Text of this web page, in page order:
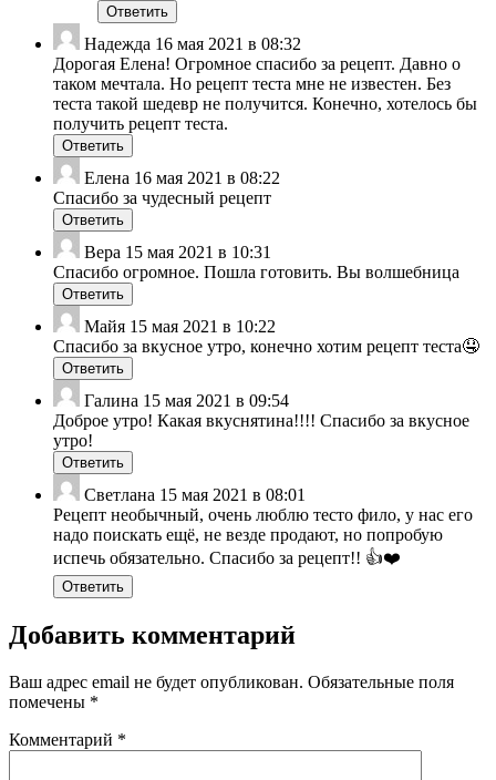
Ответить
Надежда 16 мая 2021 в 08:32
Дорогая Елена! Огромное спасибо за рецепт. Давно о
таком мечтала. Но рецепт теста мне не известен. Без
теста такой шедевр не получится. Конечно, хотелось бы
получить рецепт теста.
Ответить
Елена 16 мая 2021 в 08:22
Спасибо за чудесный рецепт
Ответить
Вера 15 мая 2021 в 10:31
Спасибо огромное. Пошла готовить. Вы волшебница
Ответить
Майя 15 мая 2021 в 10:22
Спасибо за вкусное утро, конечно хотим рецепт теста🤤
Ответить
Галина 15 мая 2021 в 09:54
Доброе утро! Какая вкуснятина!!!! Спасибо за вкусное
утро!
Ответить
Светлана 15 мая 2021 в 08:01
Рецепт необычный, очень люблю тесто фило, у нас его
надо поискать ещё, не везде продают, но попробую
испечь обязательно. Спасибо за рецепт!! 👍❤️
Ответить
Добавить комментарий
Ваш адрес email не будет опубликован. Обязательные поля
помечены *
Комментарий *